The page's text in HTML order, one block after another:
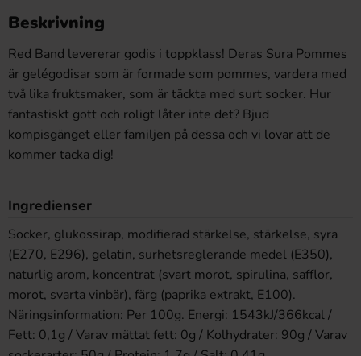
Beskrivning
Red Band levererar godis i toppklass! Deras Sura Pommes
är gelégodisar som är formade som pommes, vardera med
två lika fruktsmaker, som är täckta med surt socker. Hur
fantastiskt gott och roligt låter inte det? Bjud
kompisgänget eller familjen på dessa och vi lovar att de
kommer tacka dig!
Ingredienser
Socker, glukossirap, modifierad stärkelse, stärkelse, syra
(E270, E296), gelatin, surhetsreglerande medel (E350),
naturlig arom, koncentrat (svart morot, spirulina, safflor,
morot, svarta vinbär), färg (paprika extrakt, E100).
Näringsinformation: Per 100g. Energi: 1543kJ/366kcal /
Fett: 0,1g / Varav mättat fett: 0g / Kolhydrater: 90g / Varav